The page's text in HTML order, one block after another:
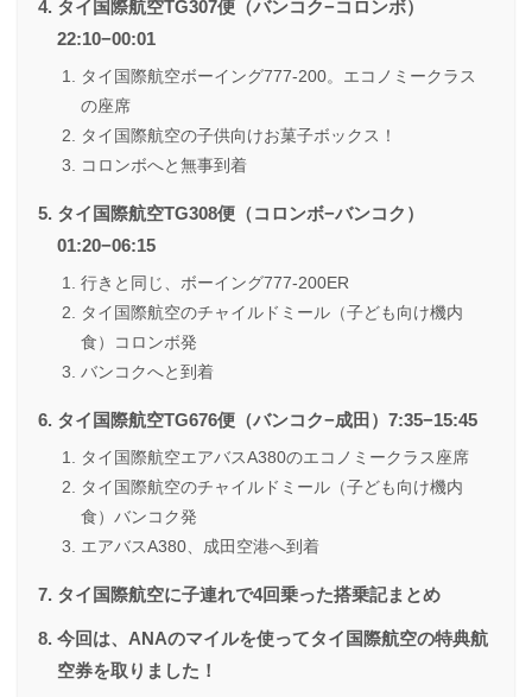
タイ国際航空TG307便（バンコク−コロンボ）
22:10−00:01
タイ国際航空ボーイング777-200。エコノミークラス
の座席
タイ国際航空の子供向けお菓子ボックス！
コロンボへと無事到着
タイ国際航空TG308便（コロンボ−バンコク）
01:20−06:15
行きと同じ、ボーイング777-200ER
タイ国際航空のチャイルドミール（子ども向け機内
食）コロンボ発
バンコクへと到着
タイ国際航空TG676便（バンコク−成田）7:35−15:45
タイ国際航空エアバスA380のエコノミークラス座席
タイ国際航空のチャイルドミール（子ども向け機内
食）バンコク発
エアバスA380、成田空港へ到着
タイ国際航空に子連れで4回乗った搭乗記まとめ
今回は、ANAのマイルを使ってタイ国際航空の特典航
空券を取りました！